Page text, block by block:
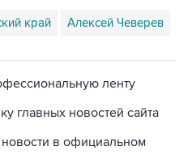
край Алексей Чеверев
ленту
главных новостей сайта
в официальном